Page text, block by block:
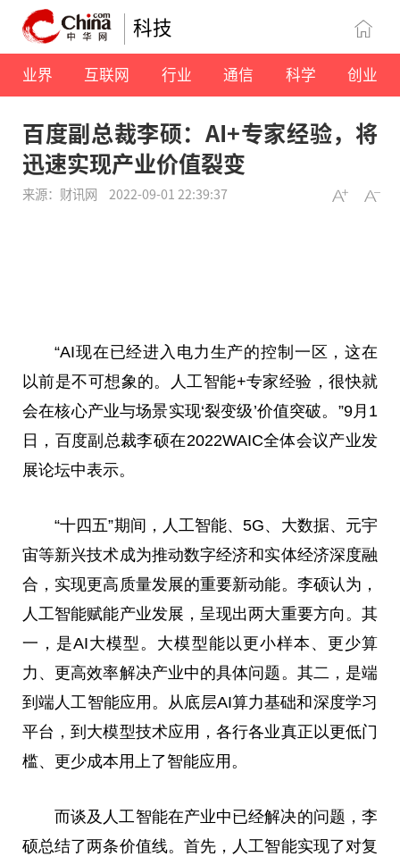
科技
业界 互联网 行业 通信 科学 创业
百度副总裁李硕：AI+专家经验，将
迅速实现产业价值裂变
来源：财讯网 2022-09-01 22:39:37
“AI现在已经进入电力生产的控制一区，这在
以前是不可想象的。人工智能+专家经验，很快就
会在核心产业与场景实现‘裂变级’价值突破。”9月1
日，百度副总裁李硕在2022WAIC全体会议产业发
展论坛中表示。
“十四五”期间，人工智能、5G、大数据、元宇
宙等新兴技术成为推动数字经济和实体经济深度融
合，实现更高质量发展的重要新动能。李硕认为，
人工智能赋能产业发展，呈现出两大重要方向。其
一，是AI大模型。大模型能以更小样本、更少算
力、更高效率解决产业中的具体问题。其二，是端
到端人工智能应用。从底层AI算力基础和深度学习
平台，到大模型技术应用，各行各业真正以更低门
槛、更少成本用上了智能应用。
而谈及人工智能在产业中已经解决的问题，李
硕总结了两条价值线。首先，人工智能实现了对复